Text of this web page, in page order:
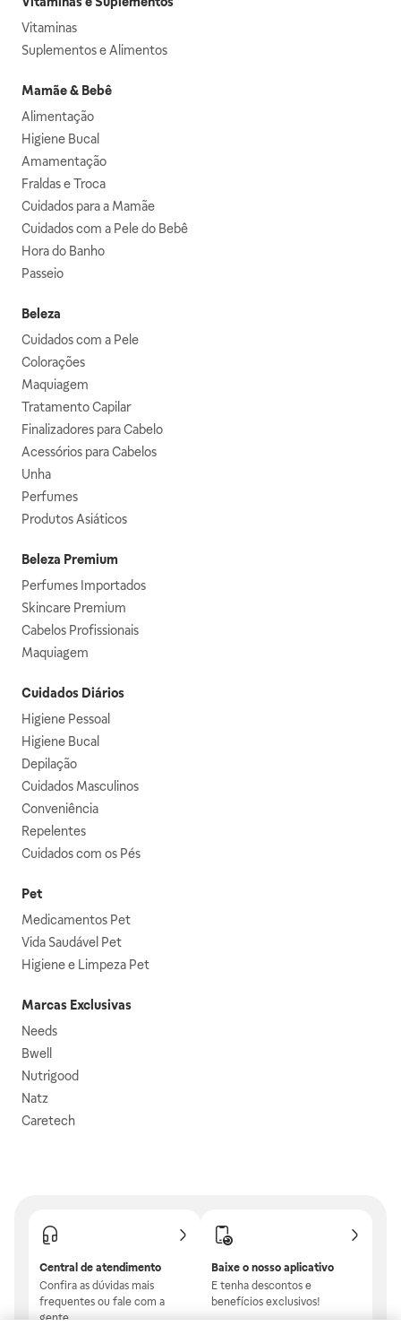
Vitaminas
Suplementos e Alimentos
Mamãe & Bebê
Alimentação
Higiene Bucal
Amamentação
Fraldas e Troca
Cuidados para a Mamãe
Cuidados com a Pele do Bebê
Hora do Banho
Passeio
Beleza
Cuidados com a Pele
Colorações
Maquiagem
Tratamento Capilar
Finalizadores para Cabelo
Acessórios para Cabelos
Unha
Perfumes
Produtos Asiáticos
Beleza Premium
Perfumes Importados
Skincare Premium
Cabelos Profissionais
Maquiagem
Cuidados Diários
Higiene Pessoal
Higiene Bucal
Depilação
Cuidados Masculinos
Conveniência
Repelentes
Cuidados com os Pés
Pet
Medicamentos Pet
Vida Saudável Pet
Higiene e Limpeza Pet
Marcas Exclusivas
Needs
Bwell
Nutrigood
Natz
Caretech
Central de atendimento
Confira as dúvidas mais
frequentes ou fale com a
gente.
Baixe o nosso aplicativo
E tenha descontos e
benefícios exclusivos!